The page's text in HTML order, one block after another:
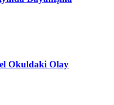
Okuldaki Olay